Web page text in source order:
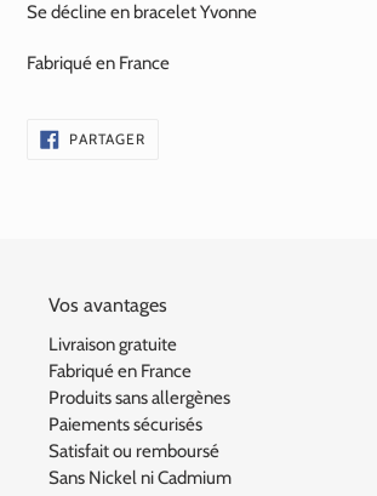
Se décline en bracelet Yvonne
Fabriqué en France
PARTAGERPARTAGER
SUR
Vos avantages
Livraison gratuite
Fabriqué en France
Produits sans allergènes
Paiements sécurisés
Satisfait ou remboursé
Sans Nickel ni Cadmium